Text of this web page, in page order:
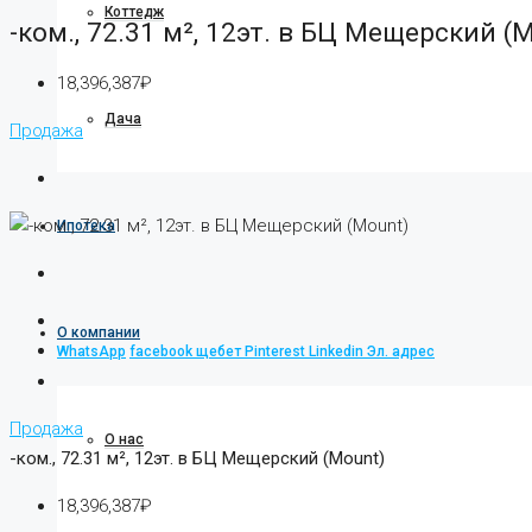
Коттедж
Дача
Ипотека
О компании
О нас
-ком., 72.31 м², 12эт. в БЦ Мещерский
18,396,387₽
Продажа
WhatsApp facebook щебет Pinterest Linkedin Эл. адрес
Продажа
-ком., 72.31 м², 12эт. в БЦ Мещерский (Mount)
18,396,387₽